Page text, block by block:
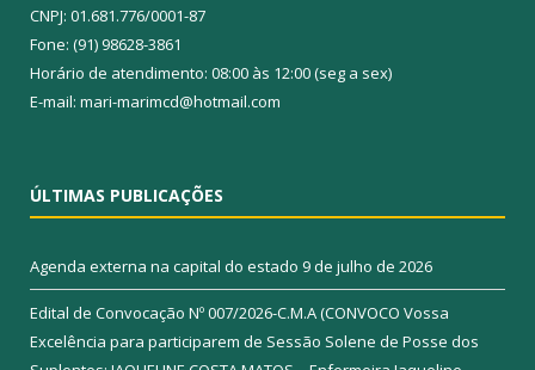
CNPJ: 01.681.776/0001-87
Fone: (91) 98628-3861
Horário de atendimento: 08:00 às 12:00 (seg a sex)
E-mail: mari-marimcd@hotmail.com
ÚLTIMAS PUBLICAÇÕES
Agenda externa na capital do estado 9 de julho de 2026
Edital de Convocação Nº 007/2026-C.M.A (CONVOCO Vossa
Excelência para participarem de Sessão Solene de Posse dos